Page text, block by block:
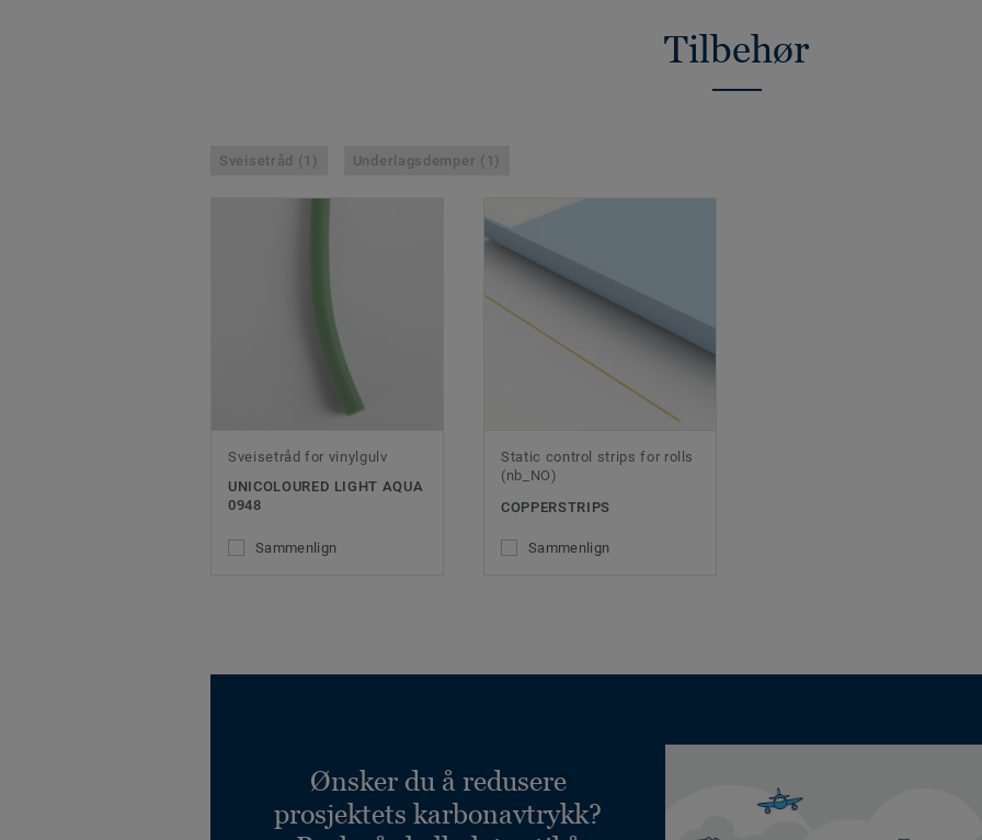
Tilbehør
Sveisetråd (1) Underlagsdemper (1)
Sveisetråd for vinylgulv
UNICOLOURED LIGHT AQUA
0948
Sammenlign
Static control strips for rolls
(nb_NO)
COPPERSTRIPS
Sammenlign
Ønsker du å redusere
prosjektets karbonavtrykk?